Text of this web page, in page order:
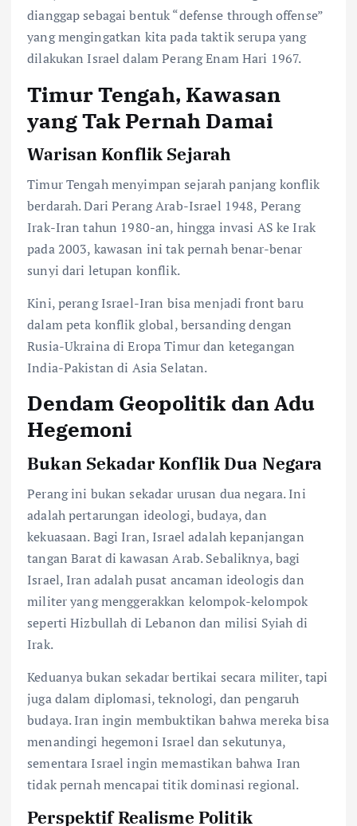
dianggap sebagai bentuk “defense through offense”
yang mengingatkan kita pada taktik serupa yang
dilakukan Israel dalam Perang Enam Hari 1967.
Timur Tengah, Kawasan
yang Tak Pernah Damai
Warisan Konflik Sejarah
Timur Tengah menyimpan sejarah panjang konflik
berdarah. Dari Perang Arab-Israel 1948, Perang
Irak-Iran tahun 1980-an, hingga invasi AS ke Irak
pada 2003, kawasan ini tak pernah benar-benar
sunyi dari letupan konflik.
Kini, perang Israel-Iran bisa menjadi front baru
dalam peta konflik global, bersanding dengan
Rusia-Ukraina di Eropa Timur dan ketegangan
India-Pakistan di Asia Selatan.
Dendam Geopolitik dan Adu
Hegemoni
Bukan Sekadar Konflik Dua Negara
Perang ini bukan sekadar urusan dua negara. Ini
adalah pertarungan ideologi, budaya, dan
kekuasaan. Bagi Iran, Israel adalah kepanjangan
tangan Barat di kawasan Arab. Sebaliknya, bagi
Israel, Iran adalah pusat ancaman ideologis dan
militer yang menggerakkan kelompok-kelompok
seperti Hizbullah di Lebanon dan milisi Syiah di
Irak.
Keduanya bukan sekadar bertikai secara militer, tapi
juga dalam diplomasi, teknologi, dan pengaruh
budaya. Iran ingin membuktikan bahwa mereka bisa
menandingi hegemoni Israel dan sekutunya,
sementara Israel ingin memastikan bahwa Iran
tidak pernah mencapai titik dominasi regional.
Perspektif Realisme Politik